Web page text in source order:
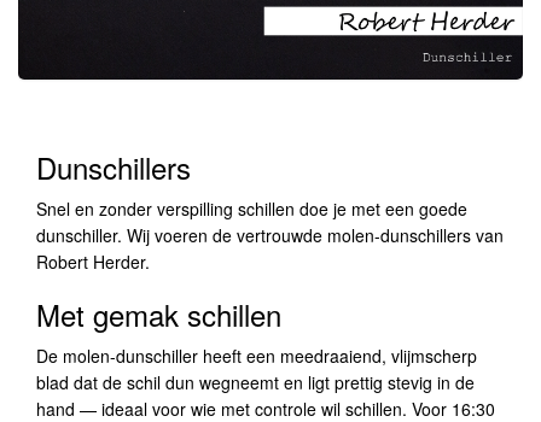
Dunschillers
Snel en zonder verspilling schillen doe je met een goede
dunschiller. Wij voeren de vertrouwde molen-dunschillers van
Robert Herder.
Met gemak schillen
De molen-dunschiller heeft een meedraaiend, vlijmscherp
blad dat de schil dun wegneemt en ligt prettig stevig in de
hand — ideaal voor wie met controle wil schillen. Voor 16:30